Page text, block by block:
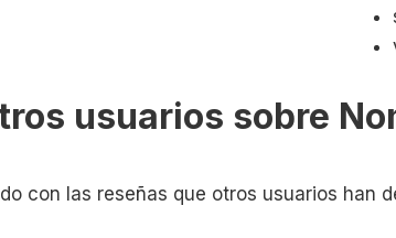
usuarios sobre
con las reseñas que otros usuarios han